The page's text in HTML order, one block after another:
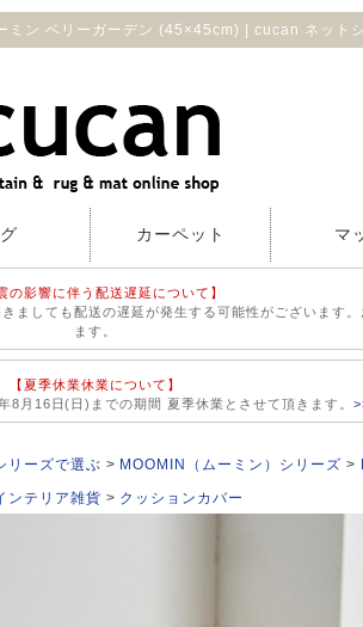
ミン ベリーガーデン (45×45cm) | cucan ネット
カーペット マ
の影響に伴う配送遅延について】
しても配送の遅延が発生する可能性がございます
ます。
【夏季休業休業について】
8月16日(日)までの期間 夏季休業とさせて頂きます。
リーズで選ぶ MOOMIN（ムーミン）シリーズ
ンテリア雑貨 クッションカバー